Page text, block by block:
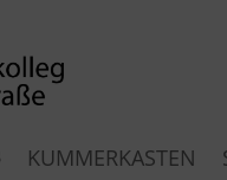
KUMMERKASTEN